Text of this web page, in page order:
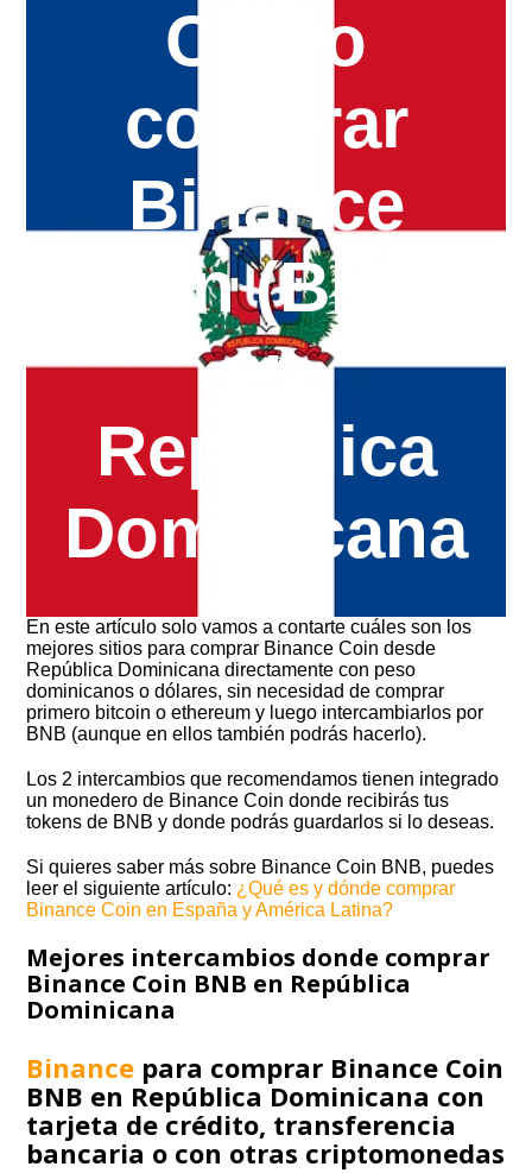
Como
comprar
Binance
Coin (BNB)
en
República
Dominicana
En este artículo solo vamos a contarte cuáles son los
mejores sitios para comprar Binance Coin desde
República Dominicana directamente con peso
dominicanos o dólares, sin necesidad de comprar
primero bitcoin o ethereum y luego intercambiarlos por
BNB (aunque en ellos también podrás hacerlo).
Los 2 intercambios que recomendamos tienen integrado
un monedero de Binance Coin donde recibirás tus
tokens de BNB y donde podrás guardarlos si lo deseas.
Si quieres saber más sobre Binance Coin BNB, puedes
leer el siguiente artículo: ¿Qué es y dónde comprar
Binance Coin en España y América Latina?
Mejores intercambios donde comprar
Binance Coin BNB en República
Dominicana
Binance para comprar Binance Coin
BNB en República Dominicana con
tarjeta de crédito, transferencia
bancaria o con otras criptomonedas